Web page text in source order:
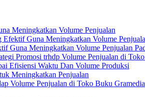
Meningkatkan Volume Penjualan
Efektif Guna Meningkatkan Volume
Guna Meningkatkan Volume Penjualan
Promosi trhdp Volume Penjualan di
Efisiensi Waktu Dan Volume Produksi
Meningkatkan Penjualan
Volume Penjualan di Toko Buku